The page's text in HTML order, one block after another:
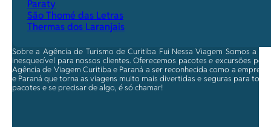
Paraty
São Thomé das Letras
Thermas dos Laranjais
Sobre a Agência de Turismo de Curitiba Fui Nessa Viagem Somos a
inesquecível para nossos clientes. Oferecemos pacotes e excursões
Agência de Viagem Curitiba e Paraná a ser reconhecida como a
e Paraná que torna as viagens muito mais divertidas e seguras para
pacotes e se precisar de algo, é só chamar!